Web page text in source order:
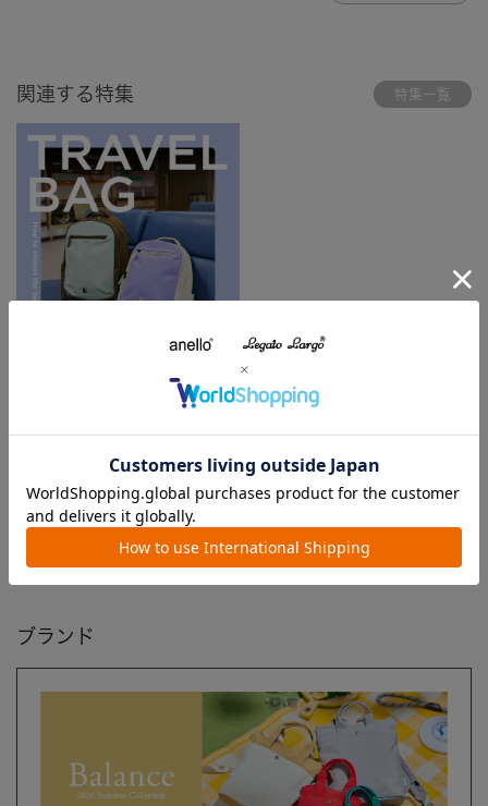
関連する特集 特集一覧
ブランド